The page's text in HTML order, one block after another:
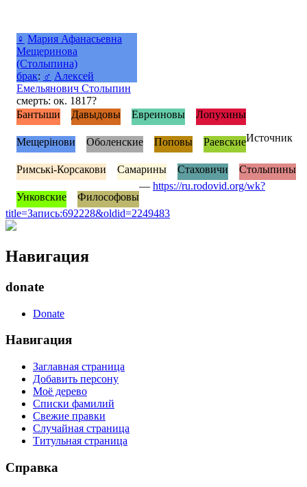
♀ Мария Афанасьевна
Мещеринова
(Столыпина)
брак: ♂ Алексей
Емельянович Столыпин
смерть: ок. 1817?
Бантыши Давыдовы Евреиновы Лопухины
Мещерінови Оболенские Поповы Раевские
Римські-Корсакови Самарины Стаховичи Столыпины
Унковские Философовы
Источник
— https://ru.rodovid.org/wk?
title=Запись:692228&oldid=2249483
Навигация
donate
Donate
Навигация
Заглавная страница
Добавить персону
Моё дерево
Списки фамилий
Свежие правки
Случайная страница
Титульная страница
Справка